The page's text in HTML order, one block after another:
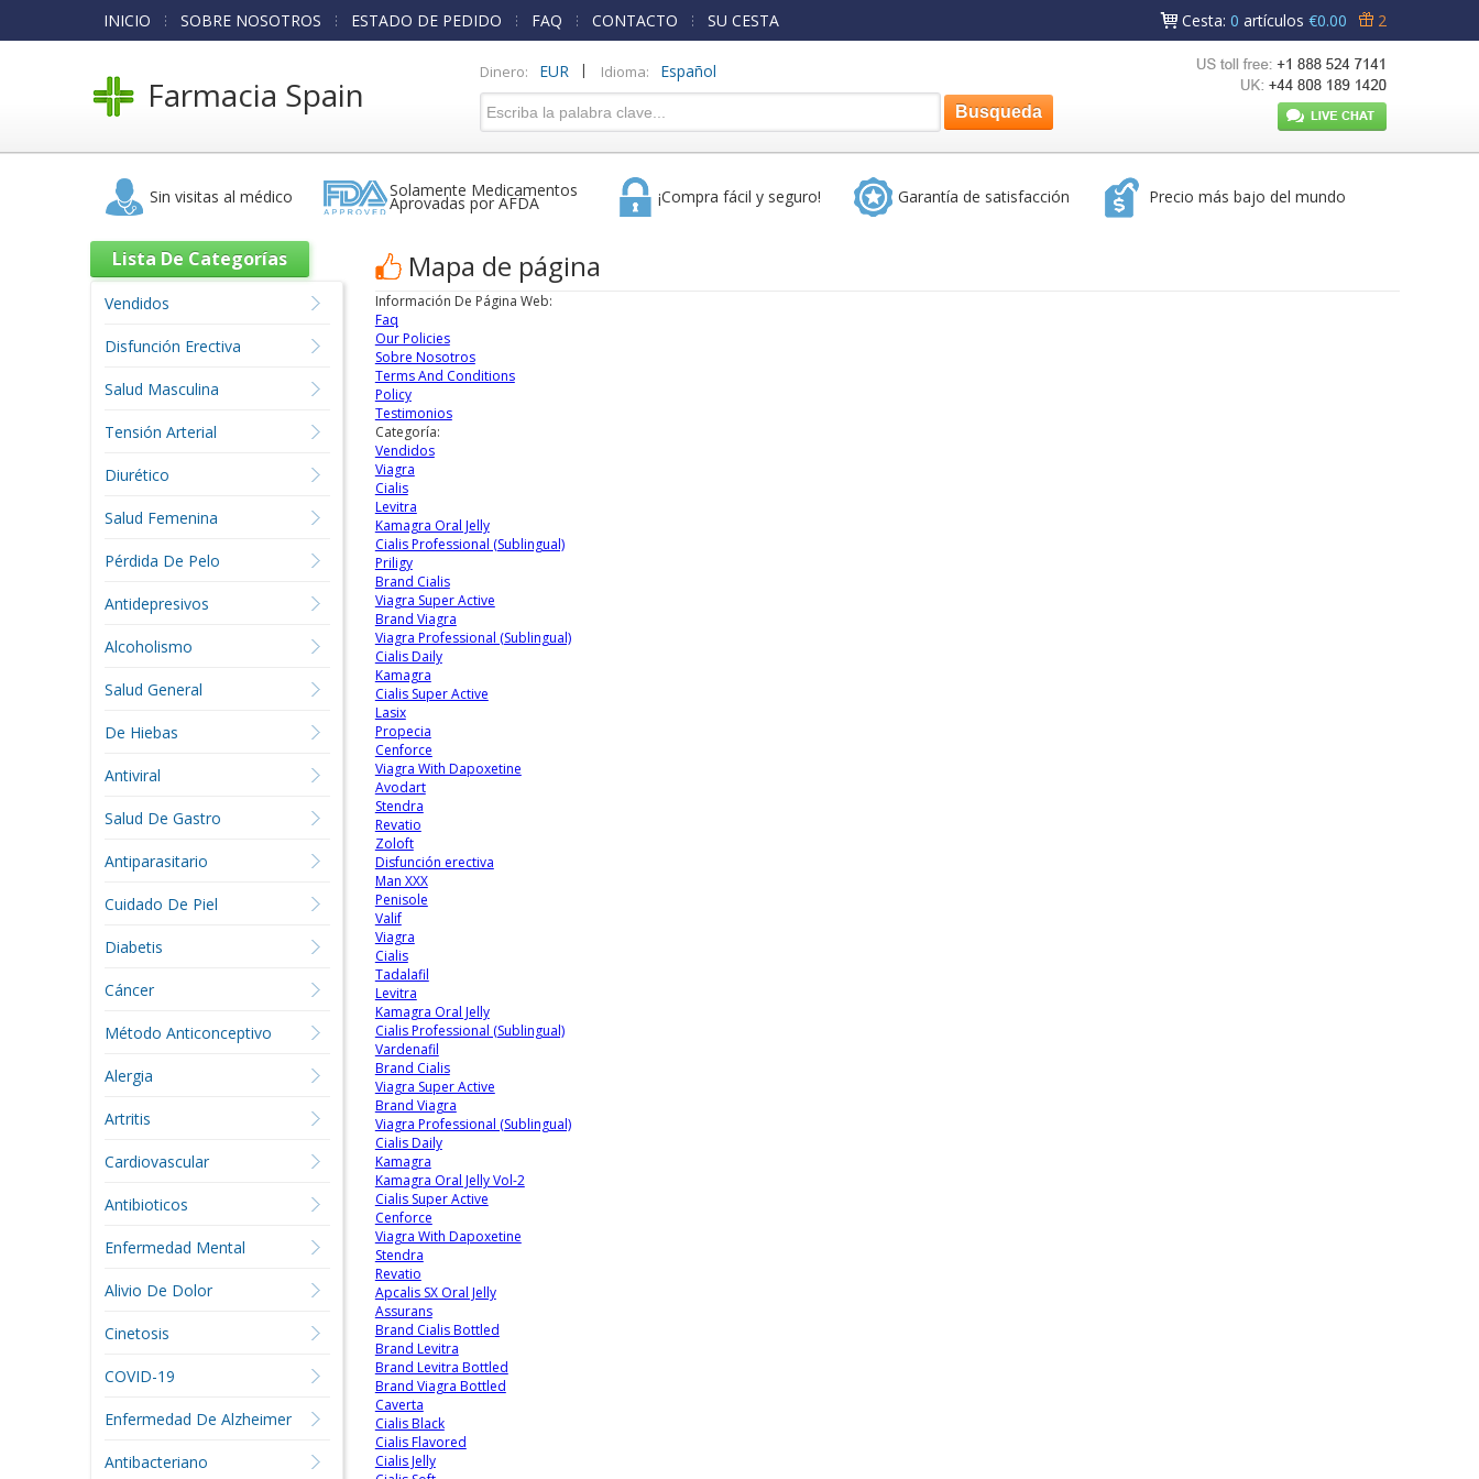
INICIO SOBRE NOSOTROS ESTADO DE PEDIDO FAQ CONTACTO SU CESTA Cesta: 0 artículos €0.00 2
Farmacia Spain
Dinero: EUR | Idioma: Español
Sin visitas al médico Solamente Medicamentos
Aprovadas por AFDA ¡Compra fácil y seguro! Garantía de satisfacción Precio más bajo del mundo
Mapa de página
Información De Página Web:
Faq
Our Policies
Sobre Nosotros
Terms And Conditions
Policy
Testimonios
Categoría:
Vendidos
Viagra
Cialis
Levitra
Kamagra Oral Jelly
Cialis Professional (Sublingual)
Priligy
Brand Cialis
Viagra Super Active
Brand Viagra
Viagra Professional (Sublingual)
Cialis Daily
Kamagra
Cialis Super Active
Lasix
Propecia
Cenforce
Viagra With Dapoxetine
Avodart
Stendra
Revatio
Zoloft
Disfunción erectiva
Man XXX
Penisole
Valif
Viagra
Cialis
Tadalafil
Levitra
Kamagra Oral Jelly
Cialis Professional (Sublingual)
Vardenafil
Brand Cialis
Viagra Super Active
Brand Viagra
Viagra Professional (Sublingual)
Cialis Daily
Kamagra
Kamagra Oral Jelly Vol-2
Cialis Super Active
Cenforce
Viagra With Dapoxetine
Stendra
Revatio
Apcalis SX Oral Jelly
Assurans
Brand Cialis Bottled
Brand Levitra
Brand Levitra Bottled
Brand Viagra Bottled
Caverta
Cialis Black
Cialis Flavored
Cialis Jelly
Lista De Categorías
Vendidos
Disfunción Erectiva
Salud Masculina
Tensión Arterial
Diurético
Salud Femenina
Pérdida De Pelo
Antidepresivos
Alcoholismo
Salud General
De Hiebas
Antiviral
Salud De Gastro
Antiparasitario
Cuidado De Piel
Diabetis
Cáncer
Método Anticonceptivo
Alergia
Artritis
Cardiovascular
Antibioticos
Enfermedad Mental
Alivio De Dolor
Cinetosis
COVID-19
Enfermedad De Alzheimer
Antibacteriano